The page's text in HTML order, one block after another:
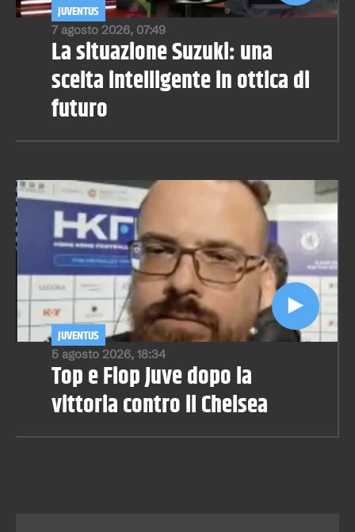
7 agosto 2026, 07:49
JUVENTUS
La situazione Suzuki: una
scelta intelligente in ottica di
futuro
5 agosto 2026, 18:34
JUVENTUS
Top e Flop Juve dopo la
vittoria contro il Chelsea